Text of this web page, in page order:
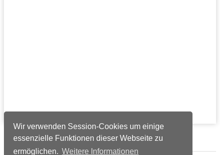
Wir verwenden Session-Cookies um einige
essenzielle Funktionen dieser Webseite zu
ermöglichen. Weitere Informationen
Verlags-Service